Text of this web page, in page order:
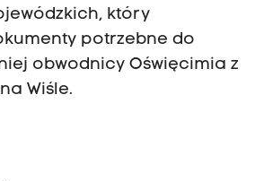
który
potrzebne do
obwodnicy Oświęcimia z
Wiśle.